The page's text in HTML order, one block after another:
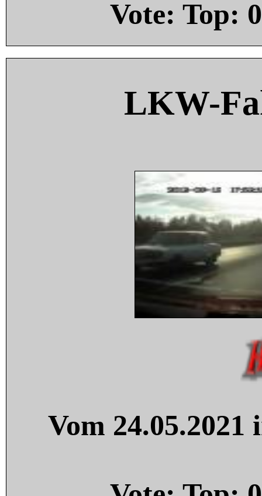
Vote: Top: 0
LKW-
Vom